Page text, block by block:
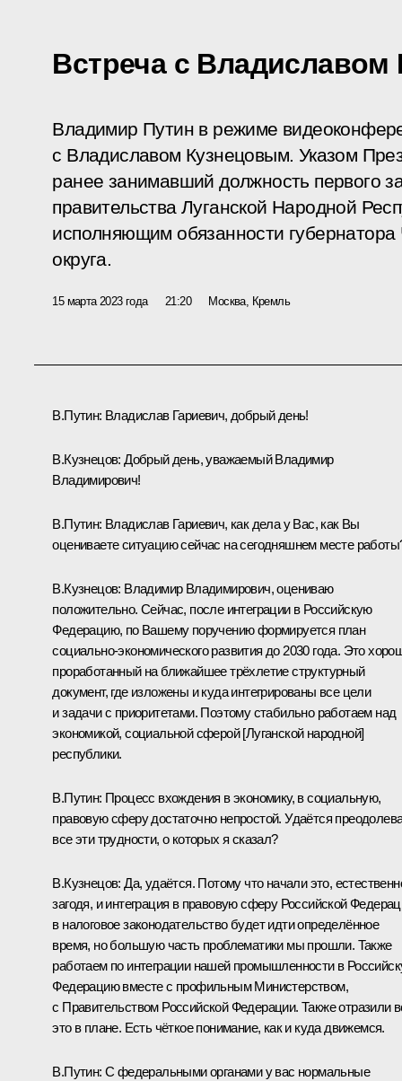
Встреча с
Владимир Путин в режиме
с Владиславом Кузнецовым. Указом
ранее занимавший должность первого
правительства Луганской Народной
исполняющим обязанности губернатора
округа.
15 марта 2023 года 21:20 Москва, Кремль
В.Путин: Владислав Гариевич, добрый день!
В.Кузнецов: Добрый день, уважаемый Владимир
Владимирович!
В.Путин: Владислав Гариевич, как дела у Вас, как Вы
оцениваете ситуацию сейчас на сегодняшнем месте
В.Кузнецов: Владимир Владимирович, оцениваю
положительно. Сейчас, после интеграции в Российскую
Федерацию, по Вашему поручению формируется план
социально-экономического развития до 2030 года. Это
проработанный на ближайшее трёхлетие структурный
документ, где изложены и куда интегрированы все цели
и задачи с приоритетами. Поэтому стабильно работаем над
экономикой, социальной сферой [Луганской народной]
республики.
В.Путин: Процесс вхождения в экономику, в социальную,
правовую сферу достаточно непростой. Удаётся
все эти трудности, о которых я сказал?
В.Кузнецов: Да, удаётся. Потому что начали это,
загодя, и интеграция в правовую сферу Российской
в налоговое законодательство будет идти определённое
время, но большую часть проблематики мы прошли. Также
работаем по интеграции нашей промышленности в
Федерацию вместе с профильным Министерством,
с Правительством Российской Федерации. Также отразили
это в плане. Есть чёткое понимание, как и куда движемся.
В.Путин: С федеральными органами у вас нормальные